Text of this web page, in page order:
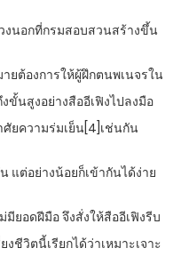
งนอกที่กรมสอบสวนสร้างขึ้น
ยต้องการให้ผู้ฝึกตนพเนจรใน
นสูงอย่างสืออีเฟิงไปลงมือ
ยความร่มเย็น[4]เช่นกัน
แต่อย่างน้อยก็เข้ากันได้ง่าย
ยอดฝีมือ จึงสั่งให้สืออีเฟิงรีบ
ชีวิตนี้เรียกได้ว่าเหมาะเจาะ